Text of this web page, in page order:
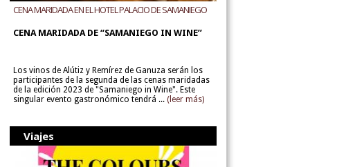
CENA MARIDADA EN EL HOTEL PALACIO DE SAMANIEGO
CENA MARIDADA DE “SAMANIEGO IN WINE”
Los vinos de Alútiz y Remírez de Ganuza serán los
participantes de la segunda de las cenas maridadas
de la edición 2023 de "Samaniego in Wine". Este
singular evento gastronómico tendrá ... (leer más)
Viajes